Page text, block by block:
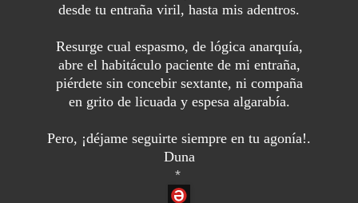
desde tu entraña viril, hasta mis adentros.
Resurge cual espasmo, de lógica anarquía,
abre el habitáculo paciente de mi entraña,
piérdete sin concebir sextante, ni compaña
en grito de licuada y espesa algarabía.
Pero, ¡déjame seguirte siempre en tu agonía!.
Duna
*